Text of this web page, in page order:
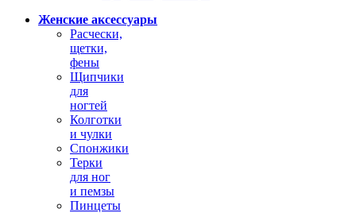
Женские аксессуары
Расчески,
щетки,
фены
Щипчики
для
ногтей
Колготки
и чулки
Спонжики
Терки
для ног
и пемзы
Пинцеты